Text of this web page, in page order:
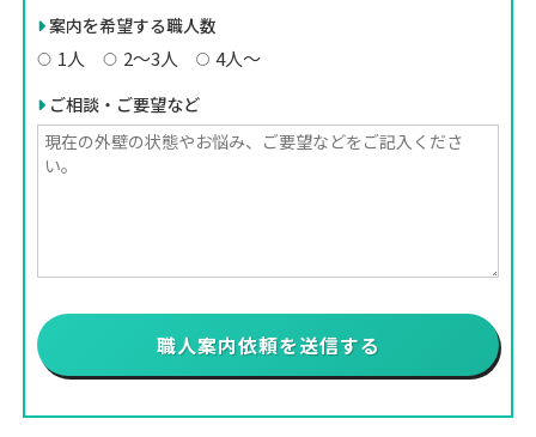
案内を希望する職人数
1人 2〜3人 4人〜
ご相談・ご要望など